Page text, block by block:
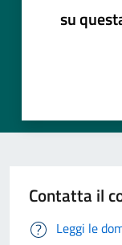
su
Contatta il
Leggi le